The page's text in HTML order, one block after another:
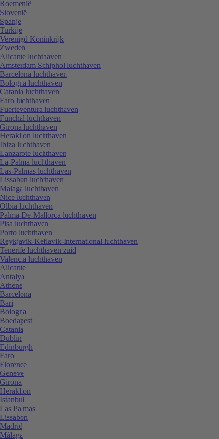
Roemenië
Slovenië
Spanje
Turkije
Verenigd Koninkrijk
Zweden
Alicante luchthaven
Amsterdam Schiphol luchthaven
Barcelona luchthaven
Bologna luchthaven
Catania luchthaven
Faro luchthaven
Fuerteventura luchthaven
Funchal luchthaven
Girona luchthaven
Heraklion luchthaven
Ibiza luchthaven
Lanzarote luchthaven
La-Palma luchthaven
Las-Palmas luchthaven
Lissabon luchthaven
Malaga luchthaven
Nice luchthaven
Olbia luchthaven
Palma-De-Mallorca luchthaven
Pisa luchthaven
Porto luchthaven
Reykjavik-Keflavik-International luchthaven
Tenerife luchthaven zuid
Valencia luchthaven
Alicante
Antalya
Athene
Barcelona
Bari
Bologna
Boedapest
Catania
Dublin
Edinburgh
Faro
Florence
Geneve
Girona
Heraklion
Istanbul
Las Palmas
Lissabon
Madrid
Málaga